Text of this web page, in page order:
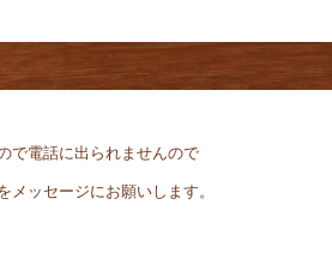
で電話に出られませんので
メッセージにお願いします。